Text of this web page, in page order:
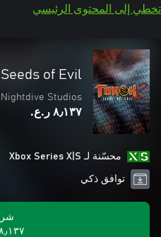
تخطي إلى المحتوى الرئيسي
of Evil
Nightdive Studios
٨٫١٣٧ ر.ع.‏
محسّنة لـ Xbox Series X|S
توافق ذكي
٨٫١٣٧